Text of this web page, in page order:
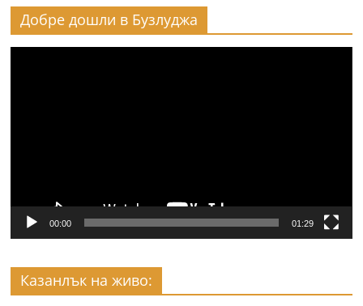
Добре дошли в Бузлуджа
00:00 01:29
Казанлък на живо: